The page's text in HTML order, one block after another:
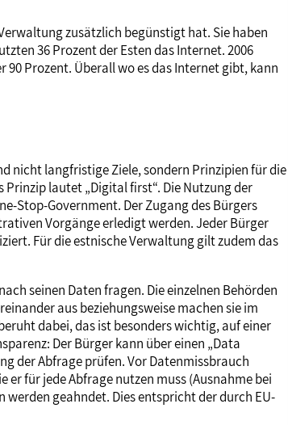
zusätzlich begünstigt hat. Sie haben
36 Prozent der Esten das Internet. 2006
90 Prozent. Überall wo es das Internet gibt, kann
nicht langfristige Ziele, sondern Prinzipien für die
lautet „Digital first“. Die Nutzung der
Stop-Government. Der Zugang des Bürgers
Vorgänge erledigt werden. Jeder Bürger
Für die estnische Verwaltung gilt zudem das
seinen Daten fragen. Die einzelnen Behörden
aus beziehungsweise machen sie im
dabei, das ist besonders wichtig, auf einer
Der Bürger kann über einen „Data
der Abfrage prüfen. Vor Datenmissbrauch
er für jede Abfrage nutzen muss (Ausnahme bei
geahndet. Dies entspricht der durch EU-